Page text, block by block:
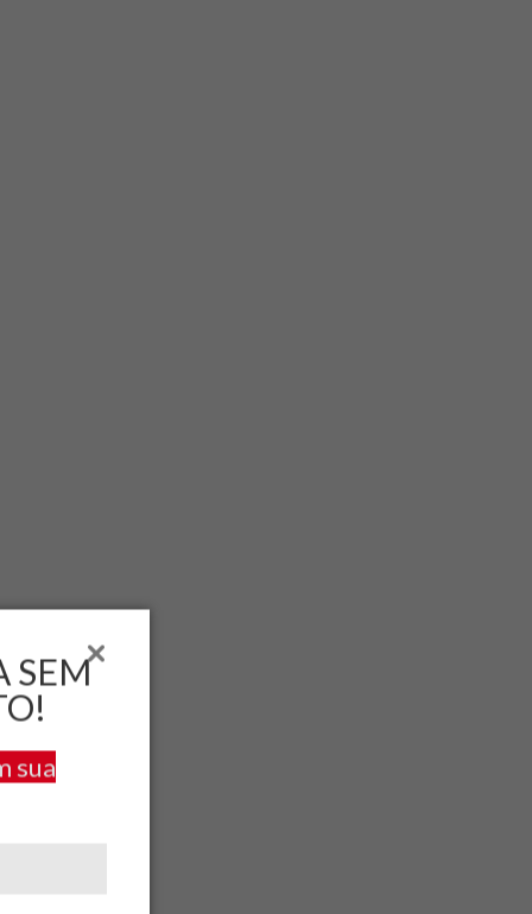
SEM
sua